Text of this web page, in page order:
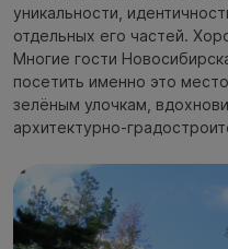
уникальности,
отдельных его частей.
Многие гости
посетить именно это
зелёным улочкам,
архитектурно-